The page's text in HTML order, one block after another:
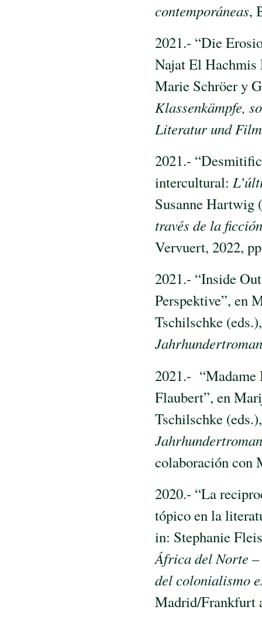
contemporáneas,
2021.- “Die
Najat El
Marie Schröer y
Klassenkämpfe,
Literatur und Film
2021.-
intercultural:
Susanne Hartwig
través de la ficción
Vervuert, 2022,
2021.- “Inside
Perspektive”, en
Tschilschke
2021.- “Madame
Flaubert”, en
Tschilschke
colaboración con
2020.- “La
tópico en la
in: Stephanie
África del Norte
del colonialismo
Madrid/Frankfurt